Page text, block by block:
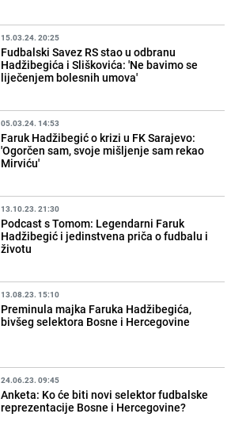
15.03.24. 20:25
Fudbalski Savez RS stao u odbranu
Hadžibegića i Sliškovića: 'Ne bavimo se
liječenjem bolesnih umova'
05.03.24. 14:53
Faruk Hadžibegić o krizi u FK Sarajevo:
'Ogorčen sam, svoje mišljenje sam rekao
Mirviću'
13.10.23. 21:30
Podcast s Tomom: Legendarni Faruk
Hadžibegić i jedinstvena priča o fudbalu i
životu
13.08.23. 15:10
Preminula majka Faruka Hadžibegića,
bivšeg selektora Bosne i Hercegovine
24.06.23. 09:45
Anketa: Ko će biti novi selektor fudbalske
reprezentacije Bosne i Hercegovine?